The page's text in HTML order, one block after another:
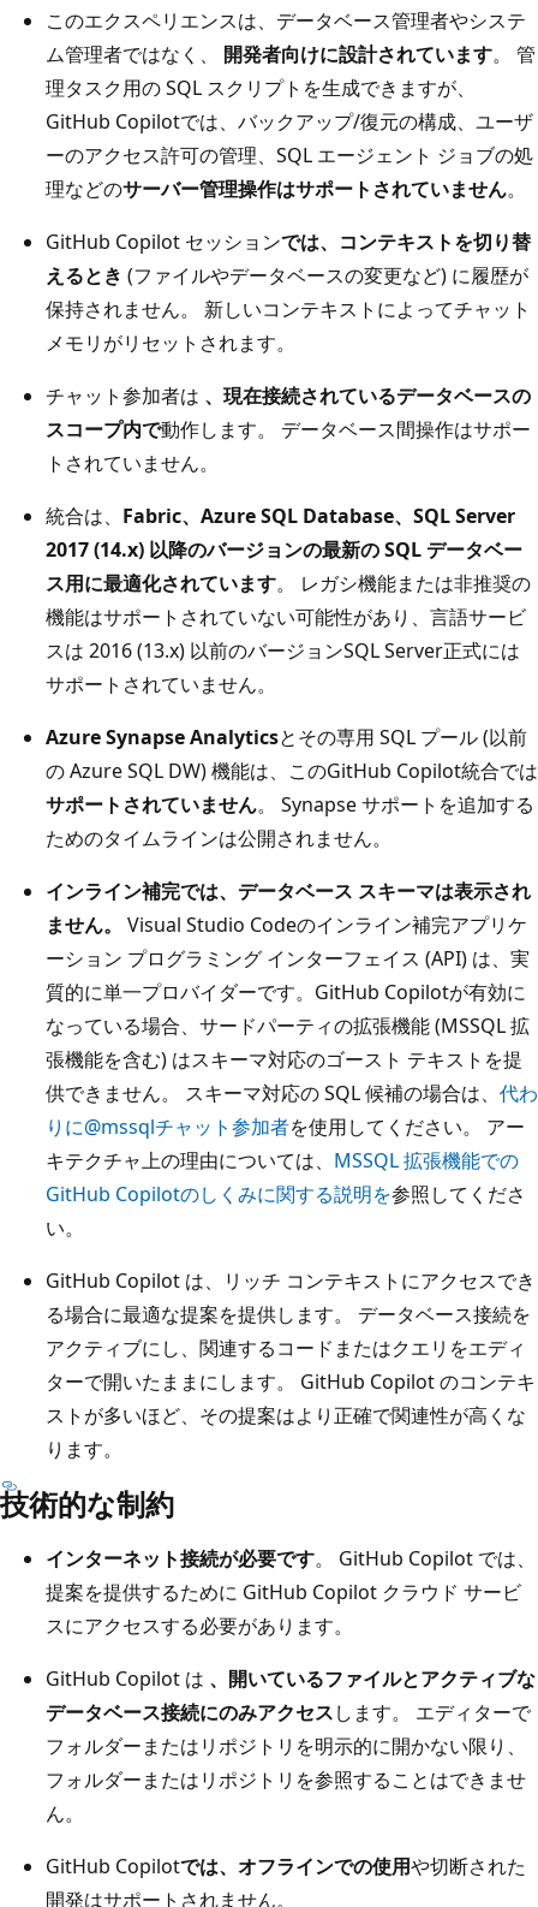
このエクスペリエンスは、データベース管理者やシステ
ム管理者ではなく、 開発者向けに設計されています。 管
理タスク用の SQL スクリプトを生成できますが、
GitHub Copilotでは、バックアップ/復元の構成、ユーザ
ーのアクセス許可の管理、SQL エージェント ジョブの処
理などのサーバー管理操作はサポートされていません。
GitHub Copilot セッションでは、コンテキストを切り替
えるとき (ファイルやデータベースの変更など) に履歴が
保持されません。 新しいコンテキストによってチャット
メモリがリセットされます。
チャット参加者は 、現在接続されているデータベースの
スコープ内で動作します。 データベース間操作はサポー
トされていません。
統合は、 Fabric、Azure SQL Database、SQL Server
2017 (14.x) 以降のバージョンの最新の SQL データベー
ス用に最適化されています。 レガシ機能または非推奨の
機能はサポートされていない可能性があり、言語サービ
スは 2016 (13.x) 以前のバージョンSQL Server正式には
サポートされていません。
Azure Synapse Analyticsとその専用 SQL プール (以前
の Azure SQL DW) 機能は、このGitHub Copilot統合では
サポートされていません。 Synapse サポートを追加する
ためのタイムラインは公開されません。
インライン補完では、データベース スキーマは表示され
ません。
Visual Studio Codeのインライン補完アプリケ
ーション プログラミング インターフェイス (API) は、実
質的に単一プロバイダーです。GitHub Copilotが有効に
なっている場合、サードパーティの拡張機能 (MSSQL 拡
張機能を含む) はスキーマ対応のゴースト テキストを提
供できません。 スキーマ対応の SQL 候補の場合は、 代わ
りに@mssqlチャット参加者を使用してください。 アー
キテクチャ上の理由については、 MSSQL 拡張機能での
GitHub Copilotのしくみに関する説明を参照してくださ
い。
GitHub Copilot は、リッチ コンテキストにアクセスでき
る場合に最適な提案を提供します。 データベース接続を
アクティブにし、関連するコードまたはクエリをエディ
ターで開いたままにします。 GitHub Copilot のコンテキ
ストが多いほど、その提案はより正確で関連性が高くな
ります。
技術的な制約
インターネット接続が必要です。 GitHub Copilot では、
提案を提供するために GitHub Copilot クラウド サービ
スにアクセスする必要があります。
GitHub Copilot は 、開いているファイルとアクティブな
データベース接続にのみアクセスします。 エディターで
フォルダーまたはリポジトリを明示的に開かない限り、
フォルダーまたはリポジトリを参照することはできませ
ん。
GitHub Copilotでは、オフラインでの使用や切断された
開発はサポートされません。